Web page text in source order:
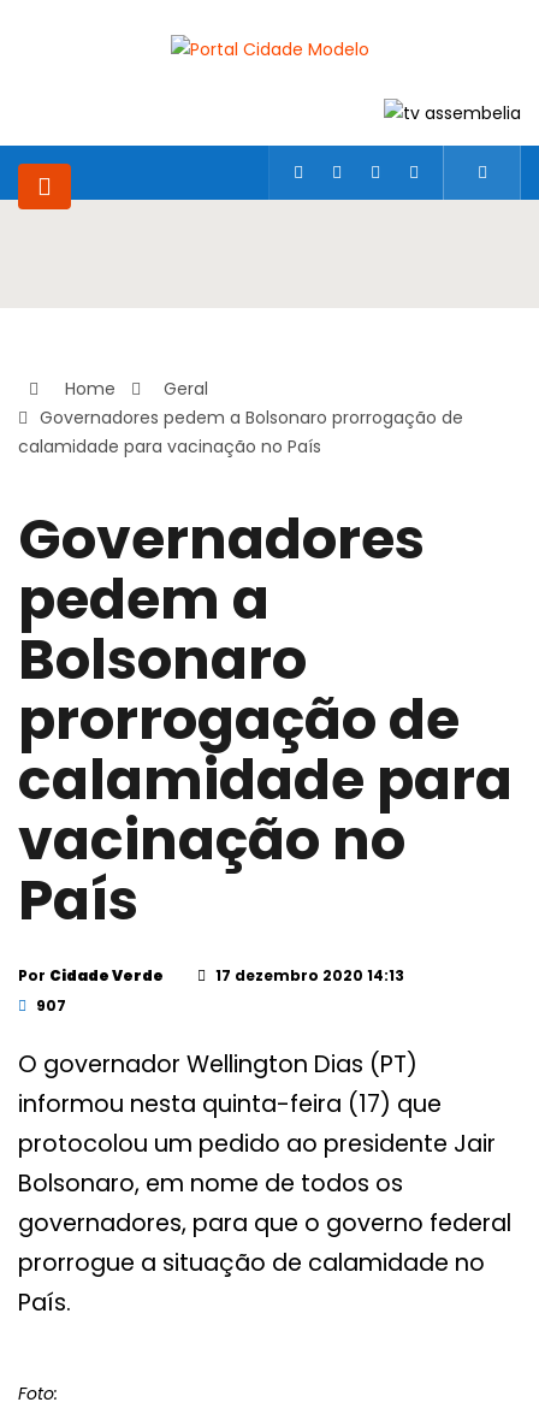
Home
Geral
Governadores pedem a Bolsonaro prorrogação de
calamidade para vacinação no País
Governadores
pedem a
Bolsonaro
prorrogação de
calamidade para
vacinação no
País
Por Cidade Verde
17 dezembro 2020 14:13
907
O governador Wellington Dias (PT)
informou nesta quinta-feira (17) que
protocolou um pedido ao presidente Jair
Bolsonaro, em nome de todos os
governadores, para que o governo federal
prorrogue a situação de calamidade no
País.
Foto: